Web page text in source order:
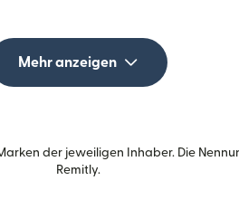
Mehr anzeigen
der jeweiligen Inhaber. Die
Remitly.